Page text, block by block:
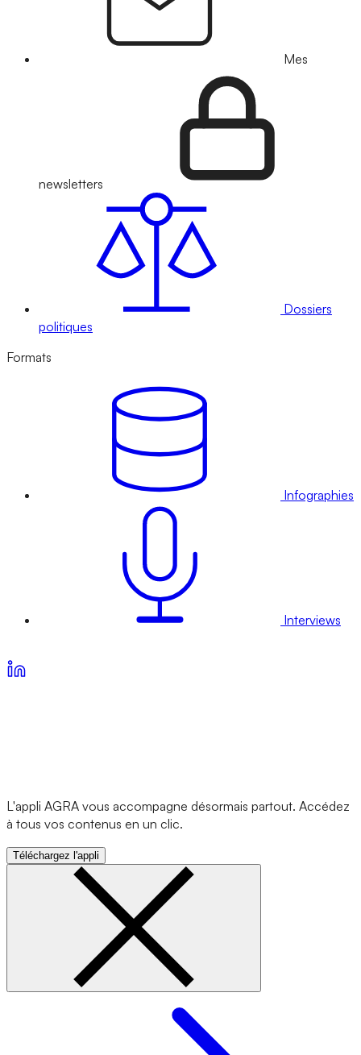
Mes
newsletters
Dossiers
politiques
Formats
Infographies
Interviews
L'appli AGRA vous accompagne désormais partout. Accédez
à tous vos contenus en un clic.
Téléchargez l'appli